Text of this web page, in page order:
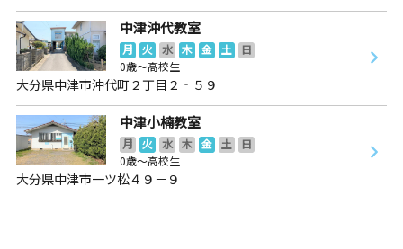
中津沖代教室
月 火 水 木 金 土
日
0歳～高校生
大分県中津市沖代町２丁目２‐５９
中津小楠教室
月 火 水 木 金 土
日
0歳～高校生
大分県中津市一ツ松４９－９